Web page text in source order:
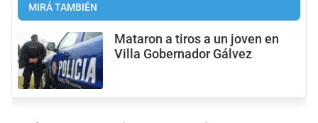
MIRÁ TAMBIÉN
Mataron a tiros a un joven en
Villa Gobernador Gálvez